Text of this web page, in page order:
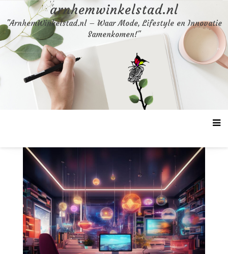
content
arnhemwinkelstad.nl
"ArnhemWinkelstad.nl – Waar Mode, Lifestyle en Innovatie
Samenkomen!"